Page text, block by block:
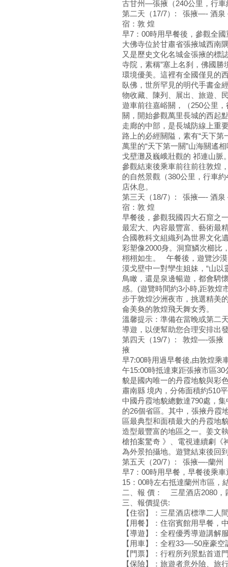
古甘州—張掖（240公里，行
第二天（17/7）: 張掖—-
宿：敦 煌
早7：00時用早餐後，參觀全
大佛寺位於甘肅省張掖城西南
又是歷史文化名城金張掖的標
寺院，素稱”塞上名刹，佛國
環境優美。這裡有全國僅見的
臥佛，世所罕見的明代手書金
物收藏、陳列、展出、旅遊、
遊車前往嘉峪關，（250公里
關，開始參觀萬里長城的西起
走廊的中部，是長城防線上重
路上的必經關隘，素有“天下
萬里的“天下第一關”山海關遙
戈壁灘及巍峨壯觀的 祁連山脈
參觀結束後乘車前往前往敦煌
的自然景觀（380公里，行車
店休息。
第三天（18/7）: 張掖—-
宿：敦 煌
早餐後，參觀我國四大石窟之
最宏大、內容最豐富、藝術最
合國教科文組織列為世界文化
彩塑像2000身。洞窟鱗次櫛比
栩栩如生。 午餐後，遊覽沙
漠戈壁中一對孿生姐妹，“山
鳥瞰，還是泉邊暢遊，都會騁
感。(遊覽時間約3小時,距敦煌
步于敦煌沙洲夜市，挑選精美
侖美奐的敦煌飛天舞女秀。
溫馨提示：準備在當晚或第二
導遊，以便幫助您合理安排出
第四天（19/7）: 敦煌
掖
早7:00時用過早餐後,由敦煌乘
午15:00時抵達東距張掖市區
貌是國內唯一的丹霞地貌與彩
肅南縣 境內，分佈面積約510
中國丹霞地貌總數達790處，
的26個省區。其中，張掖丹霞
區最典型和面積最大的丹霞地
造型最豐富的地區之一。姜文
槍拍案驚奇 》、電視連續劇《
為外景拍攝地。遊覽結束後回
第五天（20/7）: 張掖—-蘭州
早7：00時用早餐，早餐後乘
15：00時左右抵達蘭州市區，
二、報 價： 三星酒店2080
三、報價提供:
【住宿】：三星酒店標準二人
【用餐】：住宿賓館用早餐，
【導遊】：全程優秀導遊講解
【用車】：全程33—-50座豪空
【門票】：行程所列景點首道
【保險】：旅遊者意外險、旅